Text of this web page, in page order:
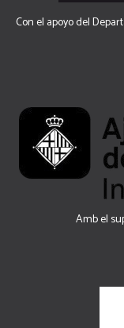
Con el apoyo del
Amb el